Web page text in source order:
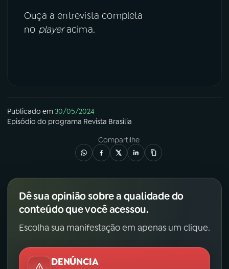
Ouça a entrevista completa
no playeracima.
Publicado em30/05/2024
Episódio do programa Revista Brasília
Compartilhe
Dê sua opinião sobre a qualidade do
conteúdo que você acessou.
Escolha sua manifestação em apenas um clique.
DENÚNCIA